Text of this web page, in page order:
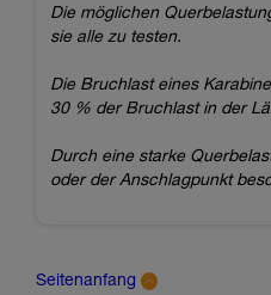
Die möglichen
sie alle zu testen.
Die Bruchlast eines
30 % der Bruchlast in der
Durch eine starke
oder der Anschlagpunkt
Seitenanfang